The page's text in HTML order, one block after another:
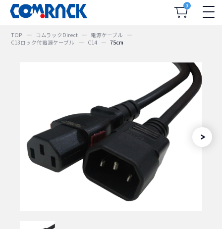
0
TOP コムラックDirect
電源ケーブル
C13ロック付電源ケーブル
C14 75cm